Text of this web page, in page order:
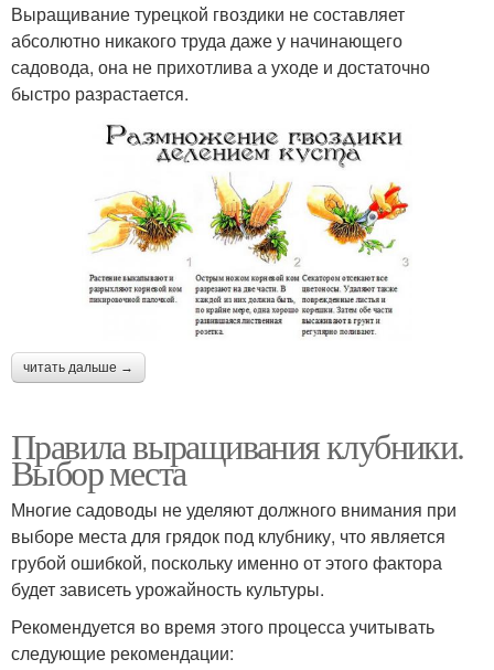
Выращивание турецкой гвоздики не составляет
абсолютно никакого труда даже у начинающего
садовода, она не прихотлива а уходе и достаточно
быстро разрастается.
читать дальше →
Правила выращивания клубники.
Выбор места
Многие садоводы не уделяют должного внимания при
выборе места для грядок под клубнику, что является
грубой ошибкой, поскольку именно от этого фактора
будет зависеть урожайность культуры.
Рекомендуется во время этого процесса учитывать
следующие рекомендации: